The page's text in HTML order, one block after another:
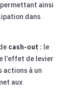
ainsi
dans
cash-out : le
l’effet de levier
actions à un
aux